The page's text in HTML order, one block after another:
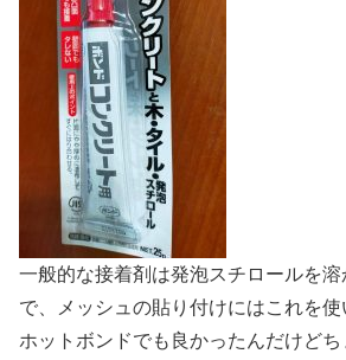
一般的な接着剤は発泡スチロールを
で、メッシュの貼り付けにはこれを使
ホットボンドでも良かったんだけど